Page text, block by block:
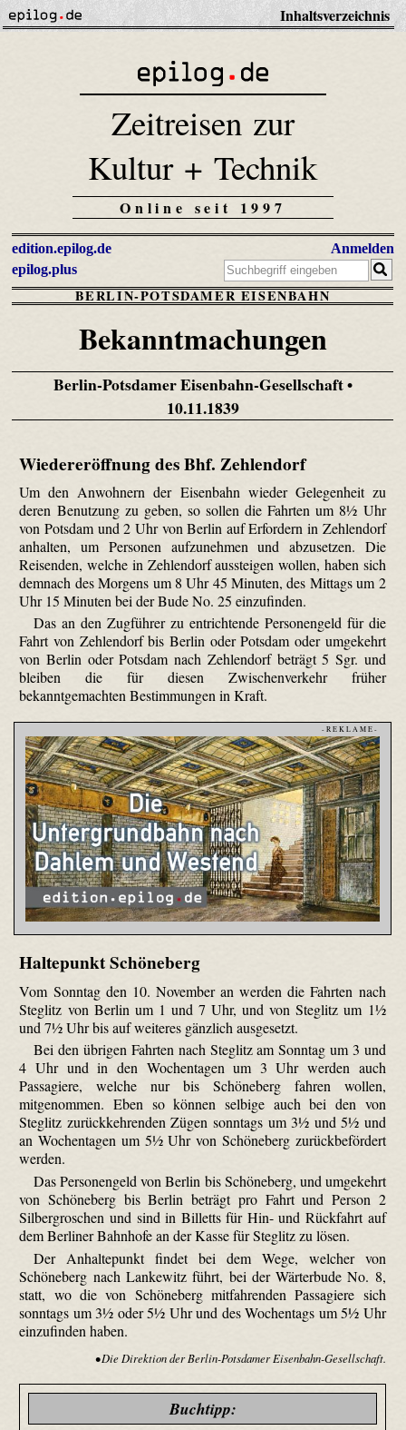
Inhaltsverzeichnis
Zeitreisen zur
Kultur + Technik
Online seit 1997
edition.epilog.de
epilog.plus
Anmelden
BERLIN-POTSDAMER EISENBAHN
Bekanntmachungen
Berlin-Potsdamer Eisenbahn-Gesellschaft •
10.11.1839
Wiedereröffnung des Bhf. Zehlendorf
Um den Anwohnern der Eisenbahn wieder Gelegenheit zu
deren Benutzung zu geben, so sollen die Fahrten um 8½ Uhr
von Potsdam und 2 Uhr von Berlin auf Erfordern in Zehlendorf
anhalten, um Personen aufzunehmen und abzusetzen. Die
Reisenden, welche in Zehlendorf aussteigen wollen, haben sich
demnach des Morgens um 8 Uhr 45 Minuten, des Mittags um 2
Uhr 15 Minuten bei der Bude No. 25 einzufinden.
Das an den Zugführer zu entrichtende Personengeld für die
Fahrt von Zehlendorf bis Berlin oder Potsdam oder umgekehrt
von Berlin oder Potsdam nach Zehlendorf beträgt 5 Sgr. und
bleiben die für diesen Zwischenverkehr früher
bekanntgemachten Bestimmungen in Kraft.
- R E K L A M E -
Haltepunkt Schöneberg
Vom Sonntag den 10. November an werden die Fahrten nach
Steglitz von Berlin um 1 und 7 Uhr, und von Steglitz um 1½
und 7½ Uhr bis auf weiteres gänzlich ausgesetzt.
Bei den übrigen Fahrten nach Steglitz am Sonntag um 3 und
4 Uhr und in den Wochentagen um 3 Uhr werden auch
Passagiere, welche nur bis Schöneberg fahren wollen,
mitgenommen. Eben so können selbige auch bei den von
Steglitz zurückkehrenden Zügen sonntags um 3½ und 5½ und
an Wochentagen um 5½ Uhr von Schöneberg zurückbefördert
werden.
Das Personengeld von Berlin bis Schöneberg, und umgekehrt
von Schöneberg bis Berlin beträgt pro Fahrt und Person 2
Silbergroschen und sind in Billetts für Hin- und Rückfahrt auf
dem Berliner Bahnhofe an der Kasse für Steglitz zu lösen.
Der Anhaltepunkt findet bei dem Wege, welcher von
Schöneberg nach Lankewitz führt, bei der Wärterbude No. 8,
statt, wo die von Schöneberg mitfahrenden Passagiere sich
sonntags um 3½ oder 5½ Uhr und des Wochentags um 5½ Uhr
einzufinden haben.
• Die Direktion der Berlin-Potsdamer Eisenbahn-Gesellschaft.
Buchtipp: